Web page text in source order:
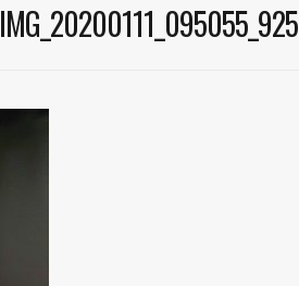
IMG_20200111_095055_925